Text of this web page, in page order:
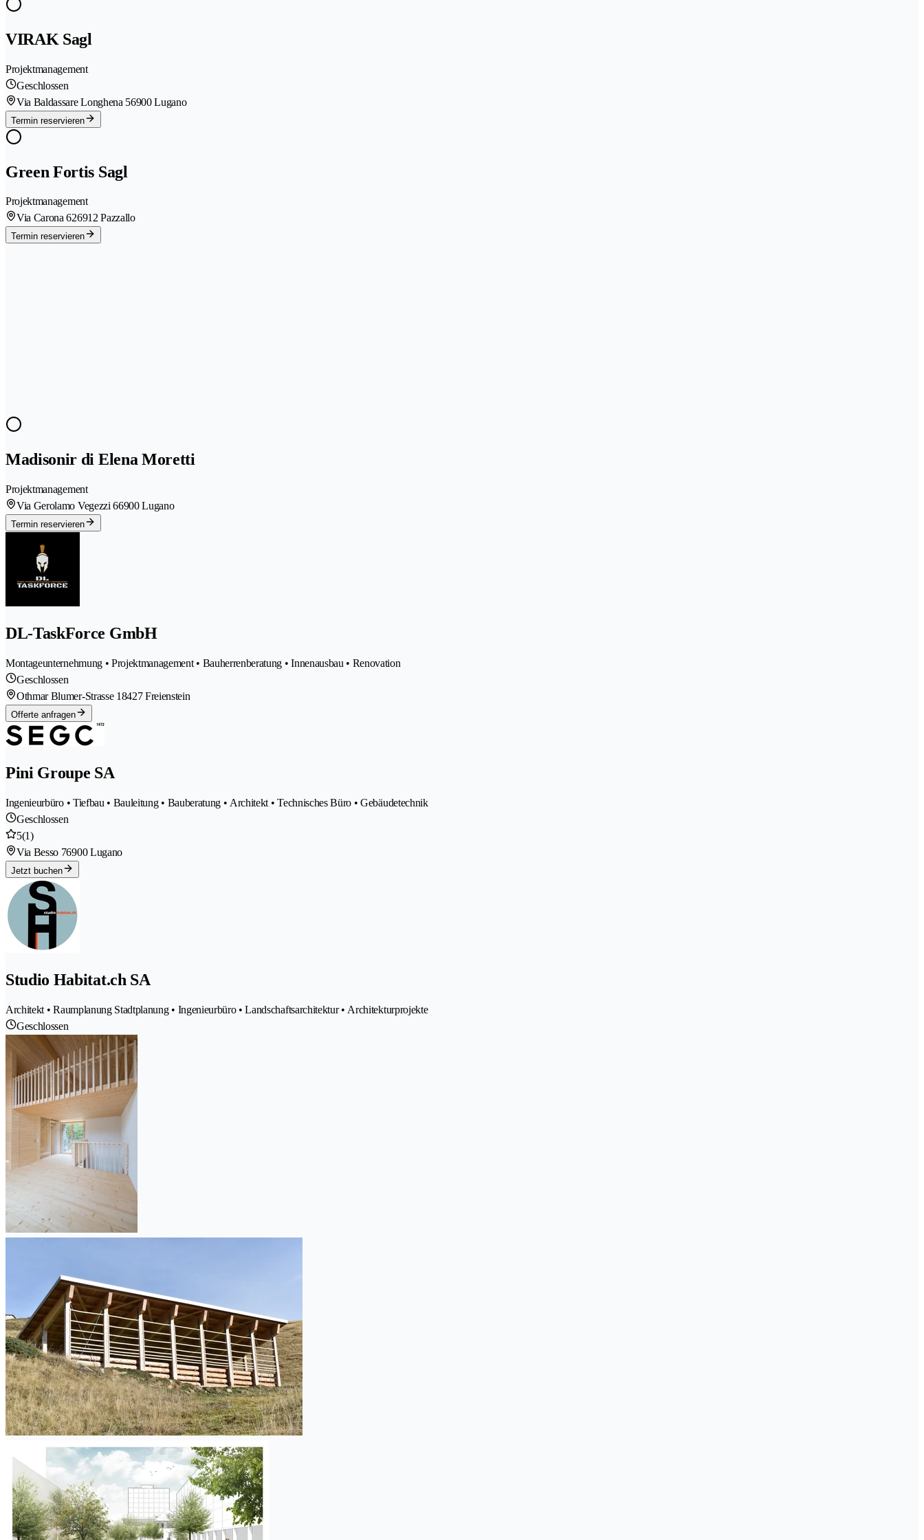
VIRAK Sagl
Projektmanagement
Geschlossen
Via Baldassare Longhena 56900 Lugano
Termin reservieren
Green Fortis Sagl
Projektmanagement
Via Carona 626912 Pazzallo
Termin reservieren
Madisonir di Elena Moretti
Projektmanagement
Via Gerolamo Vegezzi 66900 Lugano
Termin reservieren
DL-TaskForce GmbH
Montageunternehmung • Projektmanagement • Bauherrenberatung • Innenausbau • Renovation
Geschlossen
Othmar Blumer-Strasse 18427 Freienstein
Offerte anfragen
Pini Groupe SA
Ingenieurbüro • Tiefbau • Bauleitung • Bauberatung • Architekt • Technisches Büro • Gebäudetechnik
Geschlossen
5(1)
Via Besso 76900 Lugano
Jetzt buchen
Studio Habitat.ch SA
Architekt • Raumplanung Stadtplanung • Ingenieurbüro • Landschaftsarchitektur • Architekturprojekte
Geschlossen